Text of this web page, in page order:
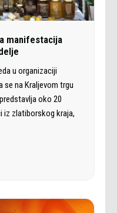
manifestacija
u organizaciji
se na Kraljevom trgu
oko 20
iz zlatiborskog kraja,